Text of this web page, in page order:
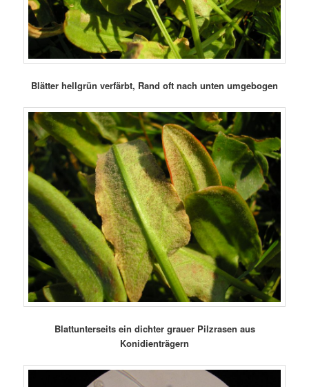
Blätter hellgrün verfärbt, Rand oft nach unten umgebogen
Blattunterseits ein dichter grauer Pilzrasen aus
Konidienträgern